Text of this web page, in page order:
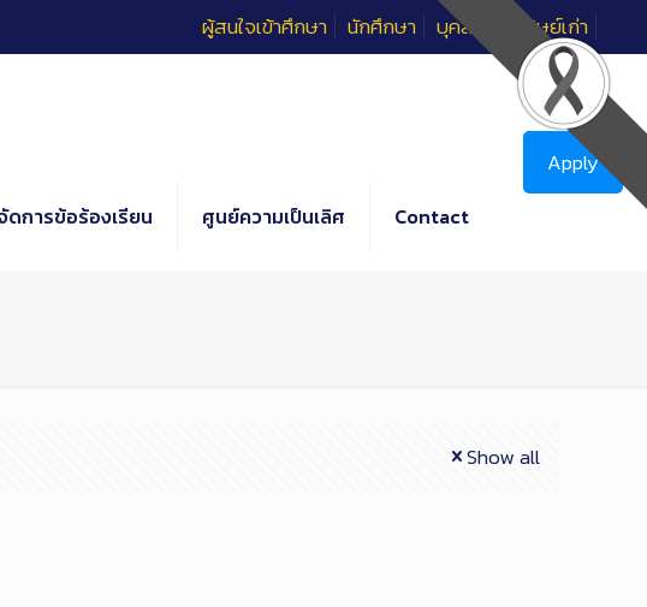
ผู้สนใจเข้าศึกษา นักศึกษา บุคลากร ศิษย์เก่า
ดการข้อร้องเรียน ศูนย์ความเป็นเลิศ Contact
Apply
Show all